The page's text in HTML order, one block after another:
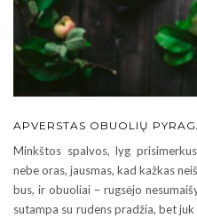
APVERSTAS OBUOLIŲ
Minkštos spalvos, lyg
nebe oras, jausmas, kad kažkas
bus, ir obuoliai – rugsėjo
sutampa su rudens pradžia, bet